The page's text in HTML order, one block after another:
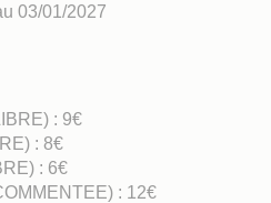
03/01/2027
: 9€
: 8€
: 6€
: 12€